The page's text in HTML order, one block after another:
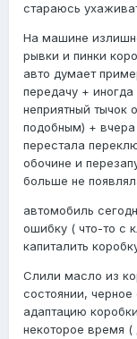
стараюсь
На машине
рывки и пинки
авто думает
передачу +
неприятный тычок
подобным) +
перестала
обочине и
больше не
автомобиль
ошибку ( что-то с
капиталить
Слили масло из
состоянии,
адаптацию
некоторое время